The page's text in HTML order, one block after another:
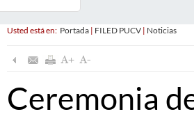
Usted está en: Portada| FILED PUCV| Noticias
Ceremonia